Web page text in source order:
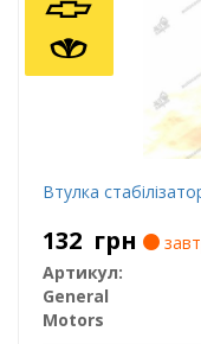
Втулка
132 грн
Артикул:
General
Motors